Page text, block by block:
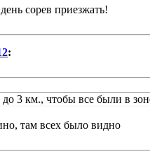
сорев приезжать!
:
3 км., чтобы все были в
там всех было видно